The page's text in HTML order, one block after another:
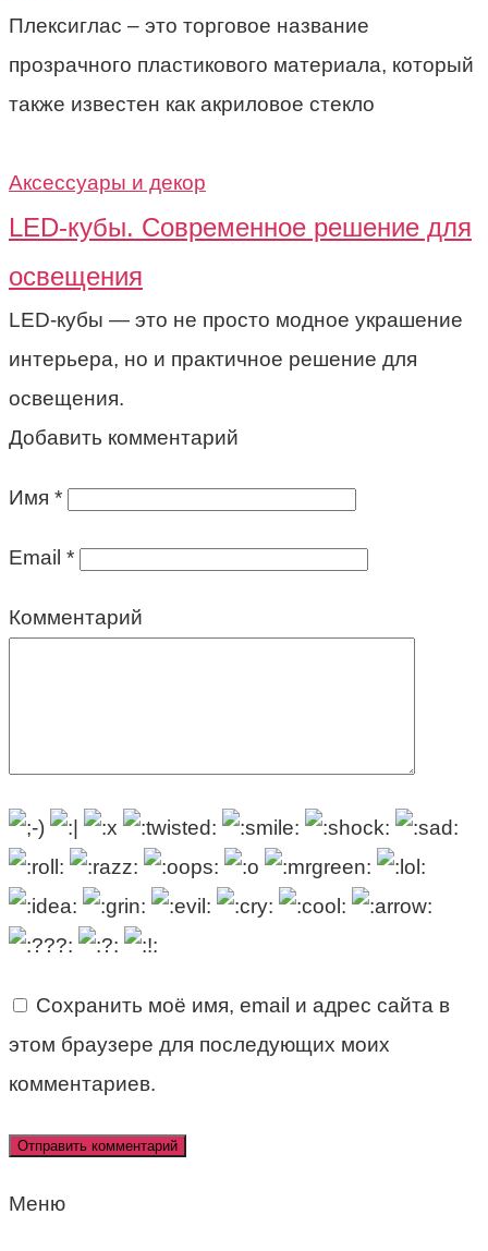
Плексиглас – это торговое название
прозрачного пластикового материала, который
также известен как акриловое стекло
Аксессуары и декор
LED-кубы. Современное решение для
освещения
LED-кубы — это не просто модное украшение
интерьера, но и практичное решение для
освещения.
Добавить комментарий
Имя *
Email *
Комментарий
Сохранить моё имя, email и адрес сайта в
этом браузере для последующих моих
комментариев.
Меню